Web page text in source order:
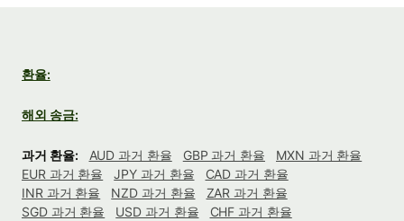
환율:
해외 송금:
과거 환율: AUD 과거 환율 GBP 과거 환율
MXN 과거 환율
EUR 과거 환율
JPY 과거 환율
CAD 과거 환율
INR 과거 환율
NZD 과거 환율
ZAR 과거 환율
SGD 과거 환율
USD 과거 환율
CHF 과거 환율